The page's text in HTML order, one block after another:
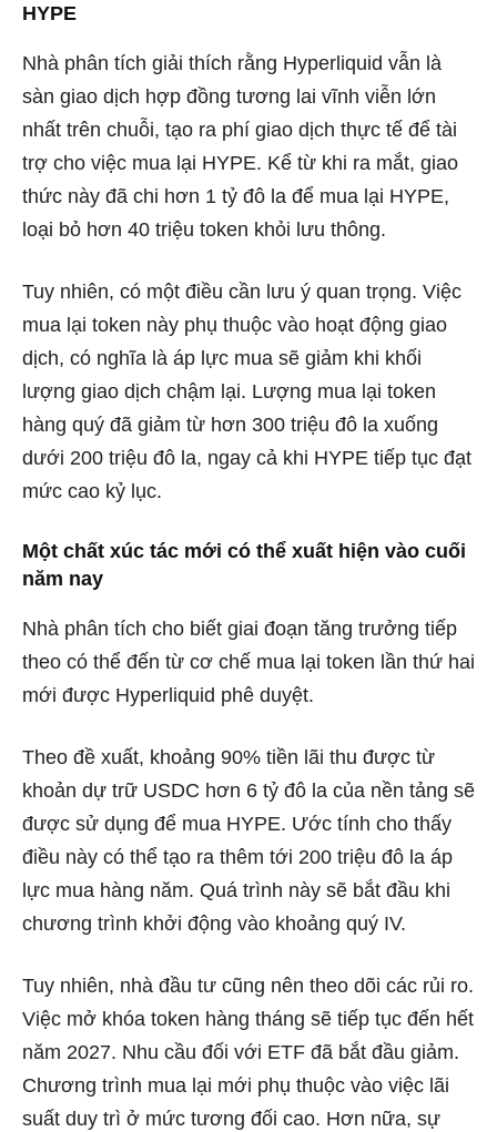
HYPE
Nhà phân tích giải thích rằng Hyperliquid vẫn là
sàn giao dịch hợp đồng tương lai vĩnh viễn lớn
nhất trên chuỗi, tạo ra phí giao dịch thực tế để tài
trợ cho việc mua lại HYPE. Kể từ khi ra mắt, giao
thức này đã chi hơn 1 tỷ đô la để mua lại HYPE,
loại bỏ hơn 40 triệu token khỏi lưu thông.
Tuy nhiên, có một điều cần lưu ý quan trọng. Việc
mua lại token này phụ thuộc vào hoạt động giao
dịch, có nghĩa là áp lực mua sẽ giảm khi khối
lượng giao dịch chậm lại. Lượng mua lại token
hàng quý đã giảm từ hơn 300 triệu đô la xuống
dưới 200 triệu đô la, ngay cả khi HYPE tiếp tục đạt
mức cao kỷ lục.
Một chất xúc tác mới có thể xuất hiện vào cuối
năm nay
Nhà phân tích cho biết giai đoạn tăng trưởng tiếp
theo có thể đến từ cơ chế mua lại token lần thứ hai
mới được Hyperliquid phê duyệt.
Theo đề xuất, khoảng 90% tiền lãi thu được từ
khoản dự trữ USDC hơn 6 tỷ đô la của nền tảng sẽ
được sử dụng để mua HYPE. Ước tính cho thấy
điều này có thể tạo ra thêm tới 200 triệu đô la áp
lực mua hàng năm. Quá trình này sẽ bắt đầu khi
chương trình khởi động vào khoảng quý IV.
Tuy nhiên, nhà đầu tư cũng nên theo dõi các rủi ro.
Việc mở khóa token hàng tháng sẽ tiếp tục đến hết
năm 2027. Nhu cầu đối với ETF đã bắt đầu giảm.
Chương trình mua lại mới phụ thuộc vào việc lãi
suất duy trì ở mức tương đối cao. Hơn nữa, sự